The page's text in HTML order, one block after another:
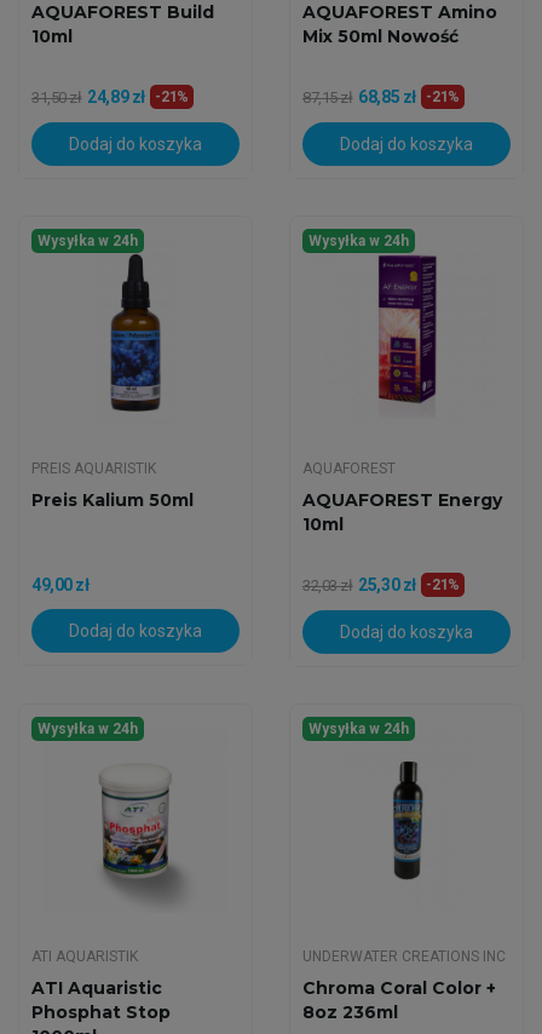
AQUAFOREST Build
10ml
31,50 zł 24,89 zł -21%
Dodaj do koszyka
AQUAFOREST Amino
Mix 50ml Nowość
87,15 zł 68,85 zł -21%
Dodaj do koszyka
Wysyłka w 24h
PREIS AQUARISTIK
Preis Kalium 50ml
49,00 zł
Dodaj do koszyka
Wysyłka w 24h
AQUAFOREST
AQUAFOREST Energy
10ml
32,03 zł 25,30 zł -21%
Dodaj do koszyka
Wysyłka w 24h
ATI AQUARISTIK
ATI Aquaristic
Phosphat Stop
Wysyłka w 24h
UNDERWATER CREATIONS INC
Chroma Coral Color +
8oz 236ml